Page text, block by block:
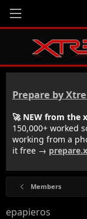
Prepare by
🚀 NEW from the
150,000+ worked
working from a
it free →
Members
epapieros